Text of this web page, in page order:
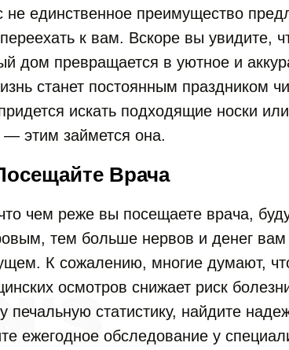
не единственное преимущество
к вам. Вскоре вы увидите,
дом превращается в уютное и
станет постоянным праздником
искать подходящие носки
— этим займется она.
Врача
чем реже вы посещаете врача,
тем больше нервов и денег вам
К сожалению, многие думают,
осмотров снижает риск
печальную статистику, найдите
ежегодное обследование у